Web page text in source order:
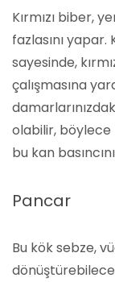
Kırmızı biber,
fazlasını
sayesinde,
çalışmasına
olabilir, böylece
bu kan
Pancar
Bu kök sebze,